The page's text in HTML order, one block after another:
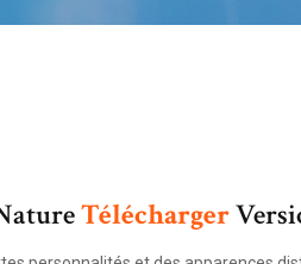
Télécharger